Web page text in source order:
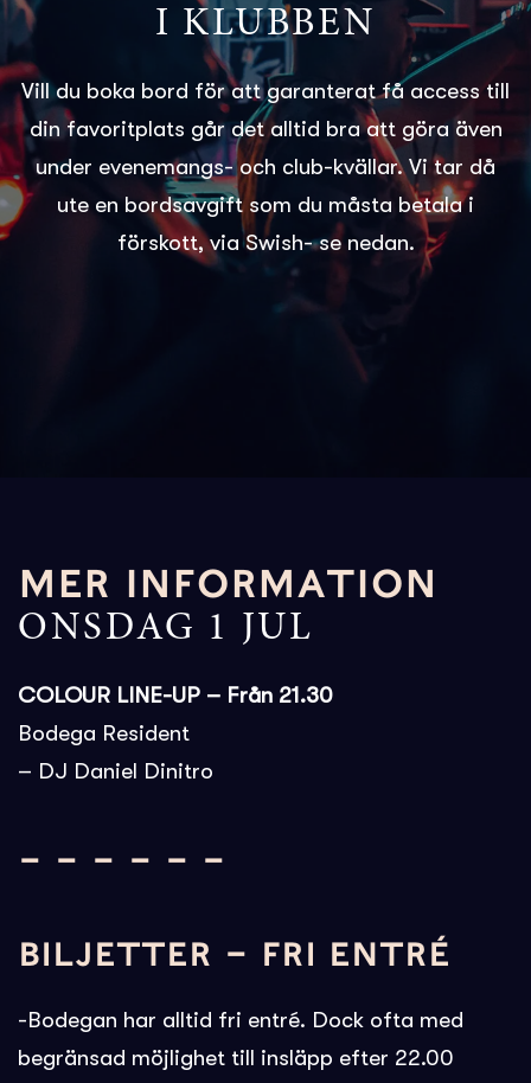
I KLUBBEN
Vill du boka bord för att garanterat få access till
din favoritplats går det alltid bra att göra även
under evenemangs- och club-kvällar. Vi tar då
ute en bordsavgift som du måsta betala i
förskott, via Swish- se nedan.
MER INFORMATION
ONSDAG 1 JUL
COLOUR LINE-UP – Från 21.30
Bodega Resident
– DJ Daniel Dinitro
– – – – – –
BILJETTER – FRI ENTRÉ
-Bodegan har alltid fri entré. Dock ofta med
begränsad möjlighet till insläpp efter 22.00